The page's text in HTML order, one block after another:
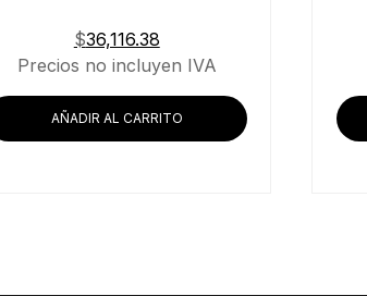
$36,116.38
Precios no incluyen IVA
AÑADIR AL CARRITO